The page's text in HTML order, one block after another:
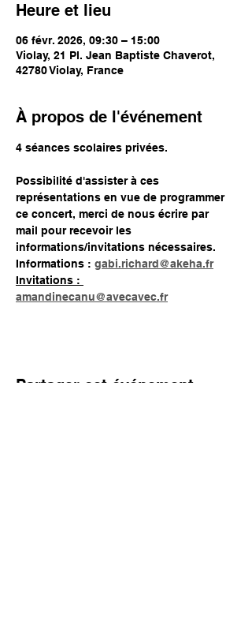
Heure et lieu
06 févr. 2026, 09:30 – 15:00
Violay, 21 Pl. Jean Baptiste Chaverot,
42780 Violay, France
À propos de l'événement
4 séances scolaires privées.
Possibilité d'assister à ces
représentations en vue de programmer
ce concert, merci de nous écrire par
mail pour recevoir les
informations/invitations nécessaires.
Informations : gabi.richard@akeha.fr
Invitations :
amandinecanu@avecavec.fr
Partager cet événement